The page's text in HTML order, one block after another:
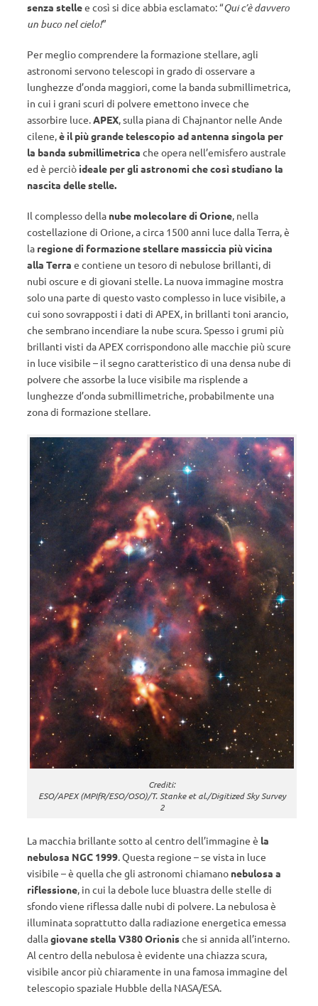
senza stellee così si dice abbia esclamato: “Qui c’è davvero
un buco nel cielo!”
Per meglio comprendere la formazione stellare, agli
astronomi servono telescopi in grado di osservare a
lunghezze d’onda maggiori, come la banda submillimetrica,
in cui i grani scuri di polvere emettono invece che
assorbire luce.APEX, sulla piana di Chajnantor nelle Ande
cilene,è il più grande telescopio ad antenna singola per
la banda submillimetrica che opera nell’emisfero australe
ed è perciò ideale per gli astronomi che così studiano la
nascita delle stelle.
Il complesso della nube molecolare di Orione, nella
costellazione di Orione, a circa 1500 anni luce dalla Terra, è
la regione di formazione stellare massiccia più vicina
alla Terra e contiene un tesoro di nebulose brillanti, di
nubi oscure e di giovani stelle. La nuova immagine mostra
solo una parte di questo vasto complesso in luce visibile, a
cui sono sovrapposti i dati di APEX, in brillanti toni arancio,
che sembrano incendiare la nube scura. Spesso i grumi più
brillanti visti da APEX corrispondono alle macchie più scure
in luce visibile – il segno caratteristico di una densa nube di
polvere che assorbe la luce visibile ma risplende a
lunghezze d’onda submillimetriche, probabilmente una
zona di formazione stellare.
Crediti:
ESO/APEX (MPIfR/ESO/OSO)/T. Stanke et al./Digitized Sky Survey
2
La macchia brillante sotto al centro dell’immagine è la
nebulosa NGC 1999. Questa regione – se vista in luce
visibile – è quella che gli astronomi chiamano nebulosa a
riflessione, in cui la debole luce bluastra delle stelle di
sfondo viene riflessa dalle nubi di polvere. La nebulosa è
illuminata soprattutto dalla radiazione energetica emessa
dallagiovane stella V380 Orionische si annida all’interno.
Al centro della nebulosa è evidente una chiazza scura,
visibile ancor più chiaramente in una famosa immagine del
telescopio spaziale Hubble della NASA/ESA.